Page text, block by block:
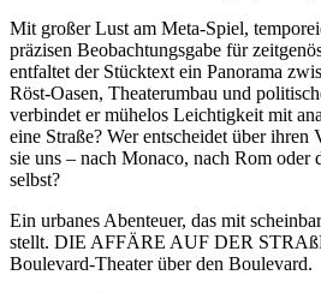
Mit großer Lust am Meta‑Spiel,
präzisen Beobachtungsgabe für
entfaltet der Stücktext ein Panorama
Röst-Oasen, Theaterumbau und
verbindet er mühelos Leichtigkeit mit
eine Straße? Wer entscheidet über
sie uns – nach Monaco, nach Rom oder
selbst?
Ein urbanes Abenteuer, das mit
stellt. DIE AFFÄRE AUF DER
Boulevard‑Theater über den Boulevard.